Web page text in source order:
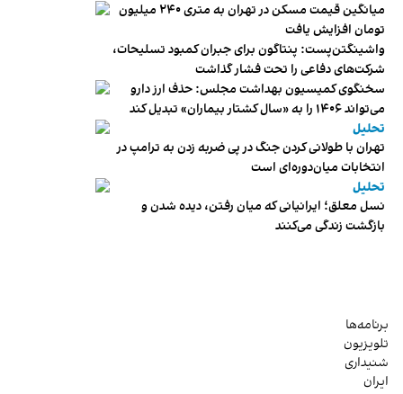
میانگین قیمت مسکن در تهران به متری ۲۴۰ میلیون
تومان افزایش یافت
واشینگتن‌پست: پنتاگون برای جبران کمبود تسلیحات،
شرکت‌های دفاعی را تحت فشار گذاشت
سخنگوی کمیسیون بهداشت مجلس: حذف ارز دارو
می‌تواند ۱۴۰۶ را به «سال کشتار بیماران» تبدیل کند
تحلیل
تهران با طولانی کردن جنگ در پی ضربه زدن به ترامپ در
انتخابات میان‌دوره‌ای است
تحلیل
نسل معلق؛ ایرانیانی که میان رفتن، دیده شدن و
بازگشت زندگی می‌کنند
برنامه‌ها
تلویزیون
شنیداری
ایران